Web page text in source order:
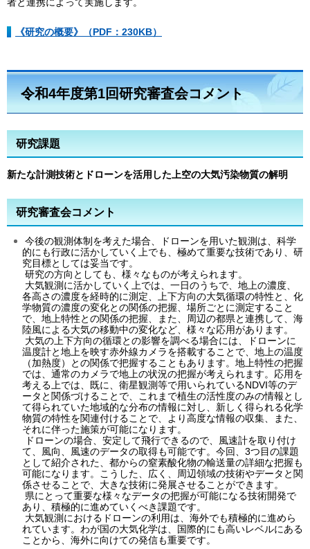
《研究の概要》（PDF：230KB）
令和4年度第1回研究審査会コメント
研究課題
新たな計測技術とドローンを活用した上空の大気汚染物質の解明
研究審査会コメント
今後の観測体制を考えた場合、ドローンを用いた観測は、科学
的にも行政に活かしていく上でも、極めて重要な技術であり、研
究目標としては妥当です。
研究の方向としても、様々なものが考えられます。
大気観測に活かしていく上では、一日のうちで、地上の濃度、
各高さの濃度を経時的に測定、上下方向の大気循環の特性と、化
学物質の濃度の変化との関係の把握、場所ごとに測定すること
で、地上特性との関係の把握、また、周辺の都県と連携して、海
陸風による大気の移動中の変化など、様々な応用があります。
大気の上下方向の循環との影響を調べる場合には、ドローンに
温度計と地上を映す赤外線カメラを搭載することで、地上の温度
（加熱度）との関係で把握することもあります。地上特性の把握
では、通常のカメラで地上の状況の把握が考えられます。応用を
考える上では、既に、衛星観測等で用いられているNDVI等のデ
ータと関係づけることで、これまで植生の活性度のみの情報とし
て得られていた地域的な分布の情報に対し、新しく得られる化学
物質の特性を関連付けることで、より高度な情報の収集、また、
それに伴った施策が可能になります。
ドローンの場合、安定して飛行できるので、風速計を取り付け
て、風向、風速のデータの取得も可能です。今回、3つ目の課題
として紹介された、都からの窒素酸化物の輸送量の詳細な把握も
可能になります。こうした、広く、周辺領域の技術やデータと関
係させることで、大きな技術に発展させることができます。
県にとって重要な様々なデータの把握が可能になる技術開発で
あり、積極的に進めていくべき課題です。
大気観測におけるドローンの利用は、海外でも積極的に進めら
れています。わが国の大気化学は、国際的にも高いレベルにある
ことから、海外に向けての発信も重要です。